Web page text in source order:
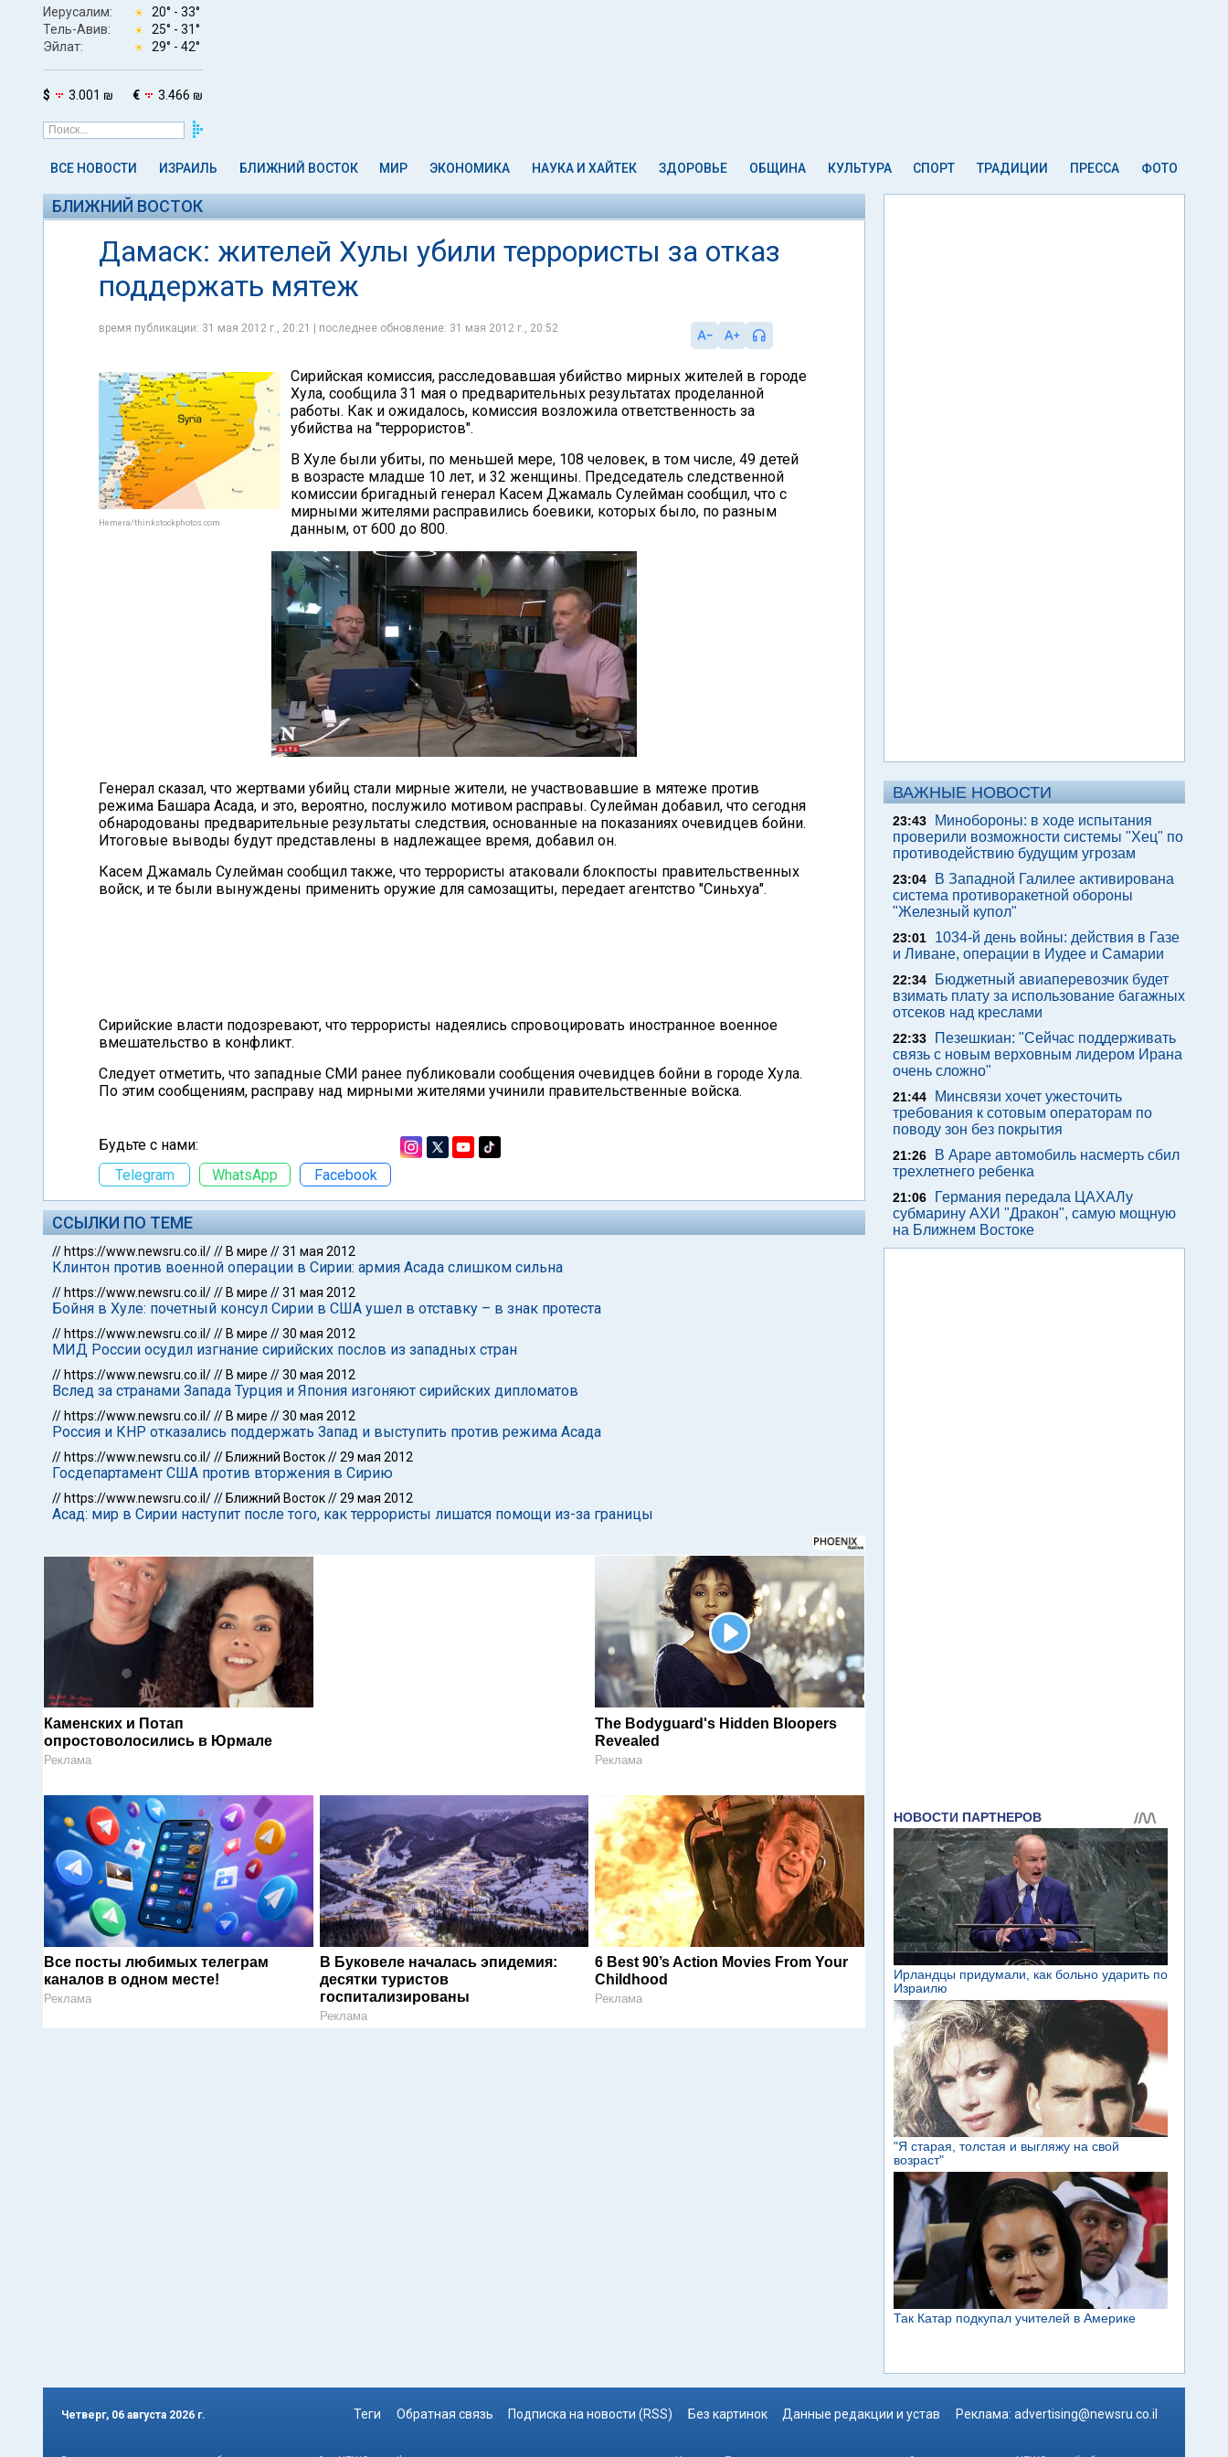
Иерусалим: 20° - 33°
Тель-Авив:
25° - 31°
Эйлат:
29° - 42°
$ 3.001 ₪ € 3.466 ₪
ВСЕ НОВОСТИ ИЗРАИЛЬ БЛИЖНИЙ ВОСТОК МИР ЭКОНОМИКА НАУКА И ХАЙТЕК ЗДОРОВЬЕ ОБЩИНА КУЛЬТУРА СПОРТ ТРАДИЦИИ ПРЕССА ФОТО
БЛИЖНИЙ ВОСТОК
Дамаск: жителей Хулы убили террористы за отказ
поддержать мятеж
время публикации: 31 мая 2012 г., 20:21 | последнее обновление: 31 мая 2012 г., 20:52
Hemera/thinkstockphotos.com
Сирийская комиссия, расследовавшая убийство мирных жителей в городе
Хула, сообщила 31 мая о предварительных результатах проделанной
работы. Как и ожидалось, комиссия возложила ответственность за
убийства на "террористов".
В Хуле были убиты, по меньшей мере, 108 человек, в том числе, 49 детей
в возрасте младше 10 лет, и 32 женщины. Председатель следственной
комиссии бригадный генерал Касем Джамаль Сулейман сообщил, что с
мирными жителями расправились боевики, которых было, по разным
данным, от 600 до 800.
Генерал сказал, что жертвами убийц стали мирные жители, не участвовавшие в мятеже против
режима Башара Асада, и это, вероятно, послужило мотивом расправы. Сулейман добавил, что сегодня
обнародованы предварительные результаты следствия, основанные на показаниях очевидцев бойни.
Итоговые выводы будут представлены в надлежащее время, добавил он.
Касем Джамаль Сулейман сообщил также, что террористы атаковали блокпосты правительственных
войск, и те были вынуждены применить оружие для самозащиты, передает агентство "Синьхуа".
Сирийские власти подозревают, что террористы надеялись спровоцировать иностранное военное
вмешательство в конфликт.
Следует отметить, что западные СМИ ранее публиковали сообщения очевидцев бойни в городе Хула.
По этим сообщениям, расправу над мирными жителями учинили правительственные войска.
Будьте с нами:
Telegram
WhatsApp Facebook
ССЫЛКИ ПО ТЕМЕ
// https://www.newsru.co.il/// В мире //31 мая 2012
Клинтон против военной операции в Сирии: армия Асада слишком сильна
// https://www.newsru.co.il/// В мире //31 мая 2012
Бойня в Хуле: почетный консул Сирии в США ушел в отставку – в знак протеста
// https://www.newsru.co.il/// В мире //30 мая 2012
МИД России осудил изгнание сирийских послов из западных стран
// https://www.newsru.co.il/// В мире //30 мая 2012
Вслед за странами Запада Турция и Япония изгоняют сирийских дипломатов
// https://www.newsru.co.il/// В мире //30 мая 2012
Россия и КНР отказались поддержать Запад и выступить против режима Асада
// https://www.newsru.co.il/// Ближний Восток//29 мая 2012
Госдепартамент США против вторжения в Сирию
// https://www.newsru.co.il/// Ближний Восток//29 мая 2012
Асад: мир в Сирии наступит после того, как террористы лишатся помощи из-за границы
Каменских и Потап
опростоволосились в Юрмале
Реклама
The Bodyguard's Hidden Bloopers
Revealed
Реклама
Все посты любимых телеграм
каналов в одном месте!
Реклама
В Буковеле началась эпидемия:
десятки туристов
госпитализированы
Реклама
6 Best 90’s Action Movies From Your
Childhood
Реклама
ВАЖНЫЕ НОВОСТИ
23:43
Минобороны: в ходе испытания
проверили возможности системы "Хец" по
противодействию будущим угрозам
23:04
В Западной Галилее активирована
система противоракетной обороны
"Железный купол"
23:01
1034-й день войны: действия в Газе
и Ливане, операции в Иудее и Самарии
22:34
Бюджетный авиаперевозчик будет
взимать плату за использование багажных
отсеков над креслами
22:33
Пезешкиан: "Сейчас поддерживать
связь с новым верховным лидером Ирана
очень сложно"
21:44
Минсвязи хочет ужесточить
требования к сотовым операторам по
поводу зон без покрытия
21:26
В Араре автомобиль насмерть сбил
трехлетнего ребенка
21:06
Германия передала ЦАХАЛу
субмарину АХИ "Дракон", самую мощную
на Ближнем Востоке
Четверг, 06 августа 2026 г. Теги Обратная связь Подписка на новости (RSS) Без картинок Данные редакции и устав Реклама: advertising@newsru.co.il